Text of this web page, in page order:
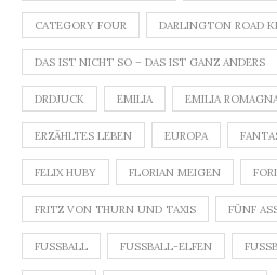
CATEGORY FOUR DARLINGTON ROAD
DAS IST NICHT SO – DAS IST GANZ ANDERS
DRDJUCK EMILIA EMILIA
ERZÄHLTES LEBEN EUROPA
FELIX HUBY FLORIAN MEIGEN
FRITZ VON THURN UND TAXIS FÜNF
FUSSBALL FUSSBALL-ELFEN